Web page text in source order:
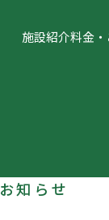
施設紹介料金
お知らせ